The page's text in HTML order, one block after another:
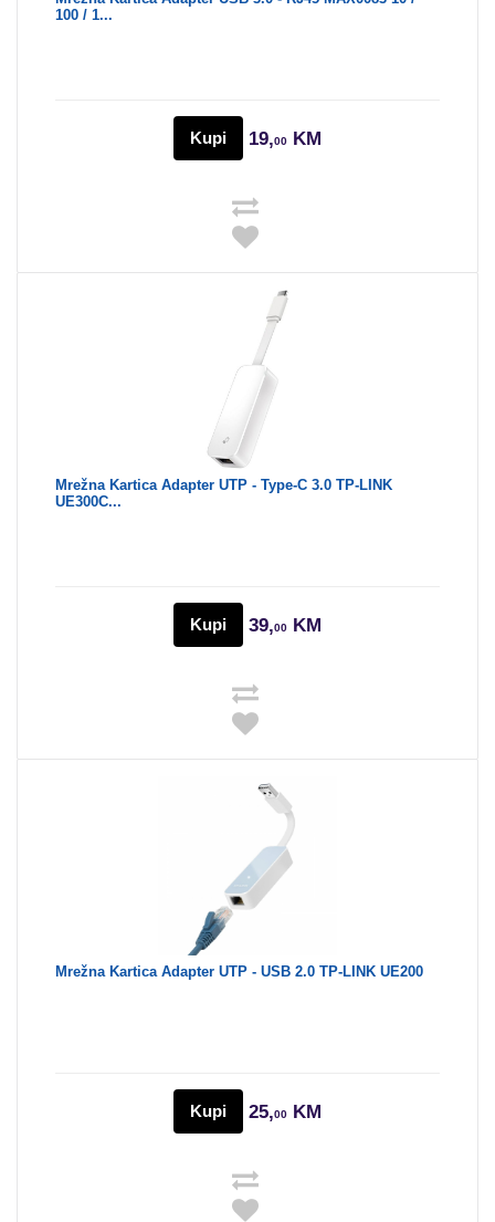
100 / 1...
Kupi 19,00 KM
Mrežna Kartica Adapter UTP - Type-C 3.0 TP-LINK
UE300C...
Kupi 39,00 KM
Mrežna Kartica Adapter UTP - USB 2.0 TP-LINK UE200
Kupi 25,00 KM